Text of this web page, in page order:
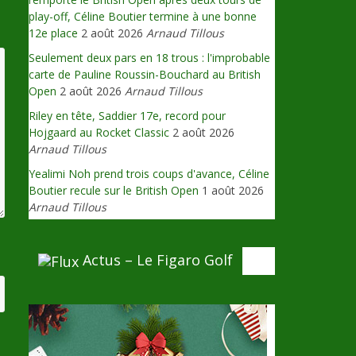
play-off, Céline Boutier termine à une bonne
12e place 2 août 2026 Arnaud Tillous
Seulement deux pars en 18 trous : l'improbable
carte de Pauline Roussin-Bouchard au British
Open 2 août 2026 Arnaud Tillous
Riley en tête, Saddier 17e, record pour
Hojgaard au Rocket Classic 2 août 2026
Arnaud Tillous
Yealimi Noh prend trois coups d'avance, Céline
Boutier recule sur le British Open 1 août 2026
Arnaud Tillous
Actus – Le Figaro Golf